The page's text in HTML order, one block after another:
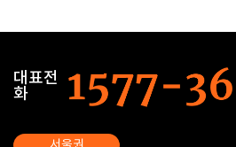
대표전
화